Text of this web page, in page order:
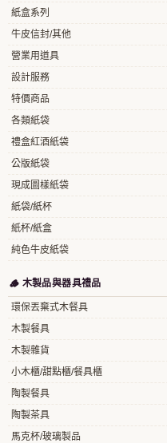
紙盒系列
牛皮信封/其他
營業用道具
設計服務
特價商品
各類紙袋
禮盒紅酒紙袋
公版紙袋
現成圖樣紙袋
紙袋/紙杯
紙杯/紙盒
純色牛皮紙袋
🪵 木製品與器具禮品
環保丟棄式木餐具
木製餐具
木製雜貨
小木櫃/甜點櫃/餐具櫃
陶製餐具
陶製茶具
馬克杯/玻璃製品